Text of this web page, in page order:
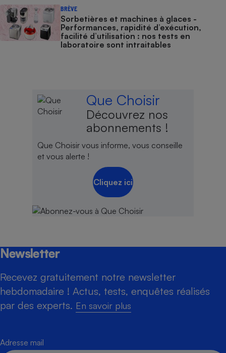
BRÈVE
Sorbetières et machines à glaces​​​​​​ -
Performances, rapidité d’exécution,
facilité d’utilisation : nos tests en
laboratoire sont intraitables
Que Choisir
Découvrez nos
abonnements !
Que Choisir vous informe, vous conseille
et vous alerte !
Cliquez ici
Newsletter
Recevez gratuitement notre newsletter
hebdomadaire ! Actus, tests, enquêtes réalisés
par des experts. En savoir plus
Adresse mail